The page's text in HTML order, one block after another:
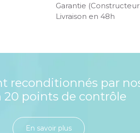
Garantie
Livraison en 48h
reconditionnés par
20 points de contrôle
En savoir plu​​​​​​​​​​​​​​​​s